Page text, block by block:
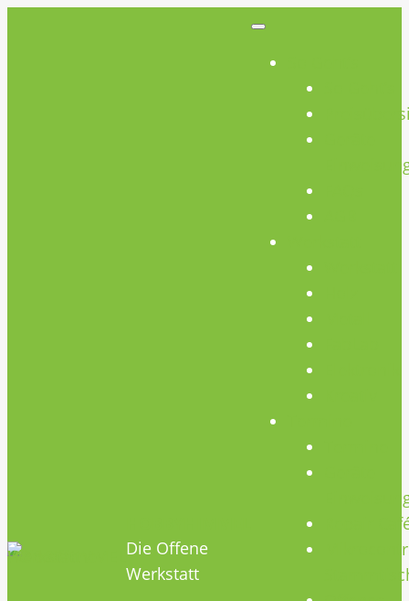
Die Offene
Werkstatt
Repair